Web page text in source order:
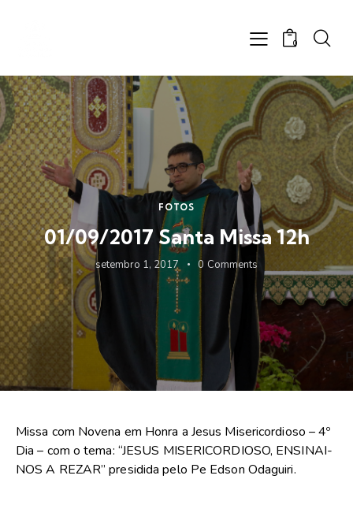
0
FOTOS
01/09/2017 Santa Missa 12h
setembro 1, 2017 0 Comments
Missa com Novena em Honra a Jesus Misericordioso – 4º
Dia – com o tema: “JESUS MISERICORDIOSO, ENSINAI-
NOS A REZAR” presidida pelo Pe Edson Odaguiri.